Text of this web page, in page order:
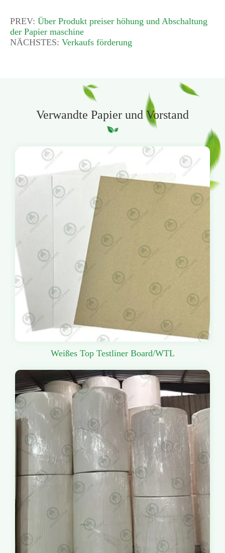
PREV: Über Produkt preiser höhung und Abschaltung
der Papier maschine
NÄCHSTES: Verkaufs förderung
Verwandte Papier und Vorstand
Weißes Top Testliner Board/WTL